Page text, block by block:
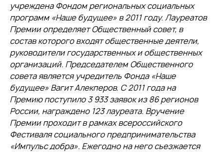
учреждена Фондом региональных социальных
программ «Наше будущее» в 2011 году. Лауреатов
Премии определяет Общественный совет, в
состав которого входят общественные деятели,
руководители государственных и общественных
организаций. Председателем Общественного
совета является учредитель Фонда «Наше
будущее» Вагит Алекперов. С 2011 года на
Премию поступило 3 933 заявок из 86 регионов
России, награждено 123 лауреата. Вручение
Премии проходит в рамках всероссийского
Фестиваля социального предпринимательства
«Импульс добра». Ежегодно на него съезжается